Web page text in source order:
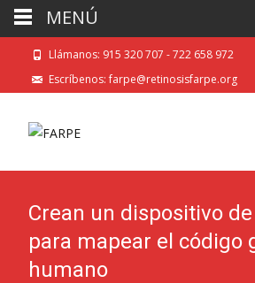
Llámanos: 915 320 707 - 722 658 972
Escríbenos: farpe@retinosisfarpe.org
Crean un dispositivo
para mapear el código
humano
MENÚ